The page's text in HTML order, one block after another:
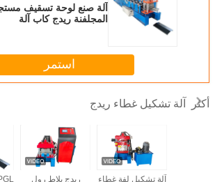
آلة صنع لوحة تسقيف
المجلفنة ريدج كاب آلة
استمر
أكثر آلة تشكيل غطاء ريدج
ريدج بلاط رول
آلة تشكيل لفة غطاء